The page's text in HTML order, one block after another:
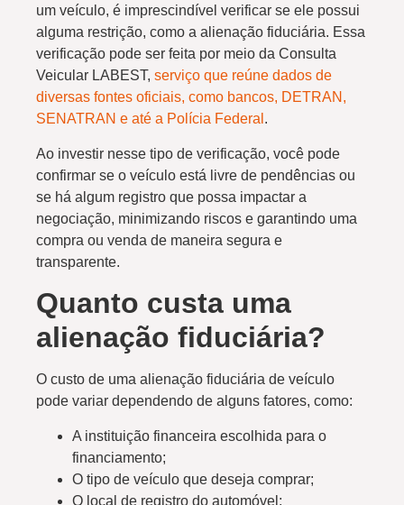
um veículo, é imprescindível verificar se ele possui
alguma restrição, como a alienação fiduciária. Essa
verificação pode ser feita por meio da Consulta
Veicular LABEST, serviço que reúne dados de
diversas fontes oficiais, como bancos, DETRAN,
SENATRAN e até a Polícia Federal .
Ao investir nesse tipo de verificação, você pode
confirmar se o veículo está livre de pendências ou
se há algum registro que possa impactar a
negociação, minimizando riscos e garantindo uma
compra ou venda de maneira segura e
transparente.
Quanto custa uma
alienação fiduciária?
O custo de uma alienação fiduciária de veículo
pode variar dependendo de alguns fatores, como:
A instituição financeira escolhida para o
financiamento;
O tipo de veículo que deseja comprar;
O local de registro do automóvel;